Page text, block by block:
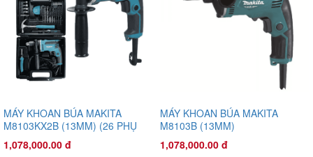
Đầu phun áp lực chất lỏng Con Ong Vàng COV26C 1.0HP Cam
1,135,000.00 đ
COV26C
Xuất xứ:
MÁY KHOAN BÚA MAKITA
M8103KX2B (13MM) (26 PHỤ
KIỆN)
1,078,000.00 đ
MÁY KHOAN BÚA MAKITA
M8103B (13MM)
1,078,000.00 đ